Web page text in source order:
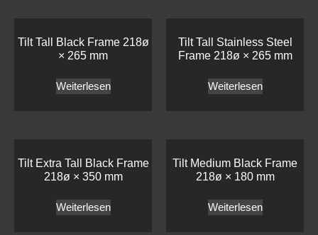
Tilt Tall Black Frame 218ø
× 265 mm
Weiterlesen
Tilt Tall Stainless Steel
Frame 218ø × 265 mm
Weiterlesen
Tilt Extra Tall Black Frame
218ø × 350 mm
Weiterlesen
Tilt Medium Black Frame
218ø × 180 mm
Weiterlesen